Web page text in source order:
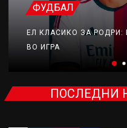
ФУДБАЛ
ЕЛ КЛАСИКО ЗА РОДРИ:
ВО ИГРА
ПОСЛЕДНИ